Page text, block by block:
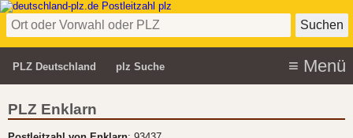
PLZ Deutschland plz Suche
PLZ Enklarn